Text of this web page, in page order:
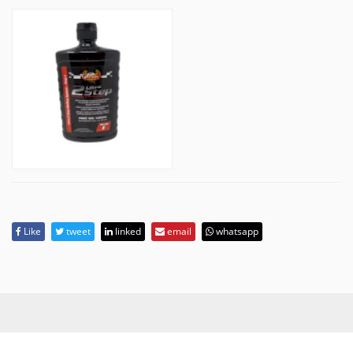
Like tweet linked email whatsapp